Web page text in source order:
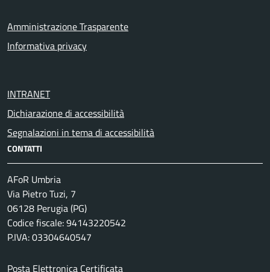
Amministrazione Trasparente
Informativa privacy
INTRANET
Dichiarazione di accessibilità
Segnalazioni in tema di accessibilità
CONTATTI
AFoR Umbria
Via Pietro Tuzi, 7
06128 Perugia (PG)
Codice fiscale: 94143220542
P.IVA: 03304640547
Posta Elettronica Certificata